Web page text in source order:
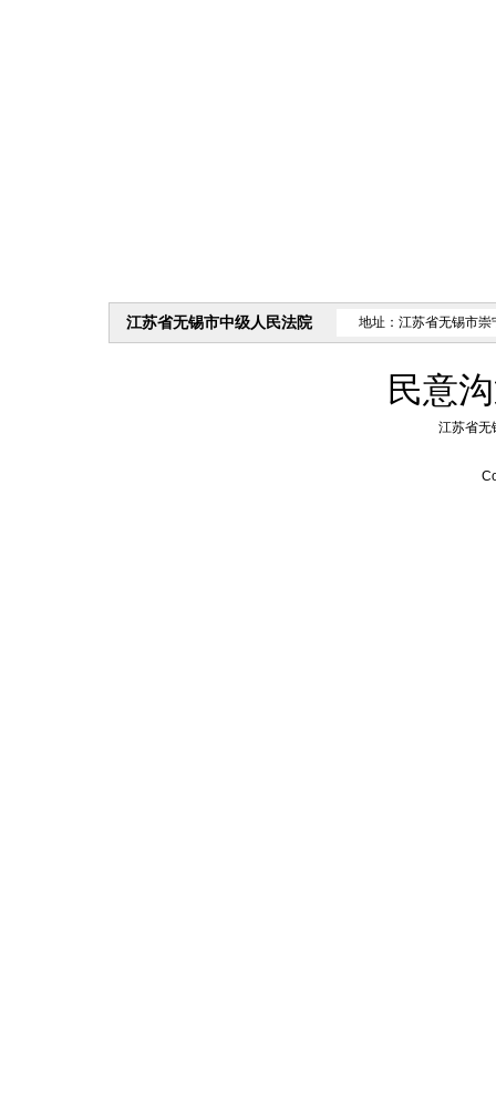
江苏省无锡市中级人民法院 地址：江苏省无锡市崇
民意
江苏省无